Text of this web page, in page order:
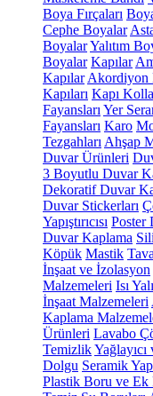
Boya Fırçaları
Cephe Boyalar
BoyalarYalıtım
Boyalar Kapılar
Kapılar Akordiyon
Kapıları Kapı
Fayansları Yer
Fayansları Karo
Tezgahları Ahşap
Duvar Ürünleri
3 Boyutlu Duvar
Dekoratif Duvar
Duvar Stickerları
Yapıştırıcısı Poster
Duvar Kaplama
Köpük Mastik
İnşaat ve İzolasyon
Malzemeleri Isı
İnşaat Malzemeleri
Kaplama
Ürünleri Lavabo
Temizlik
Dolgu Seramik
Plastik Boru ve Ek